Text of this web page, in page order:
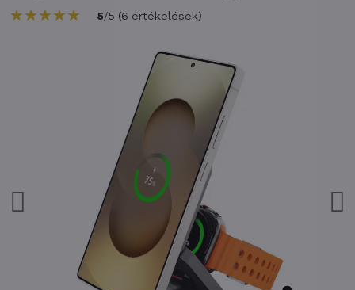
★★★★★
★★★★★
★★★★★ 5/5 (6 értékelések)